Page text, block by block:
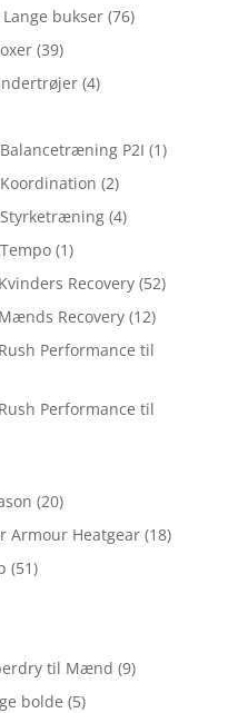
bukser (76)
(39)
(4)
P2I (1)
(2)
Styrketræning (4)
(1)
Recovery (52)
Recovery (12)
Performance til
Performance til
(20)
Armour Heatgear (18)
(51)
til Mænd (9)
bolde (5)